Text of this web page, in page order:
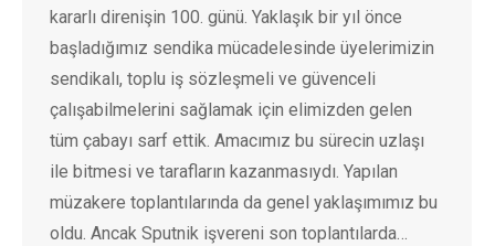
kararlı direnişin 100. günü. Yaklaşık bir yıl önce
başladığımız sendika mücadelesinde üyelerimizin
sendikalı, toplu iş sözleşmeli ve güvenceli
çalışabilmelerini sağlamak için elimizden gelen
tüm çabayı sarf ettik. Amacımız bu sürecin uzlaşı
ile bitmesi ve tarafların kazanmasıydı. Yapılan
müzakere toplantılarında da genel yaklaşımımız bu
oldu. Ancak Sputnik işvereni son toplantılarda…